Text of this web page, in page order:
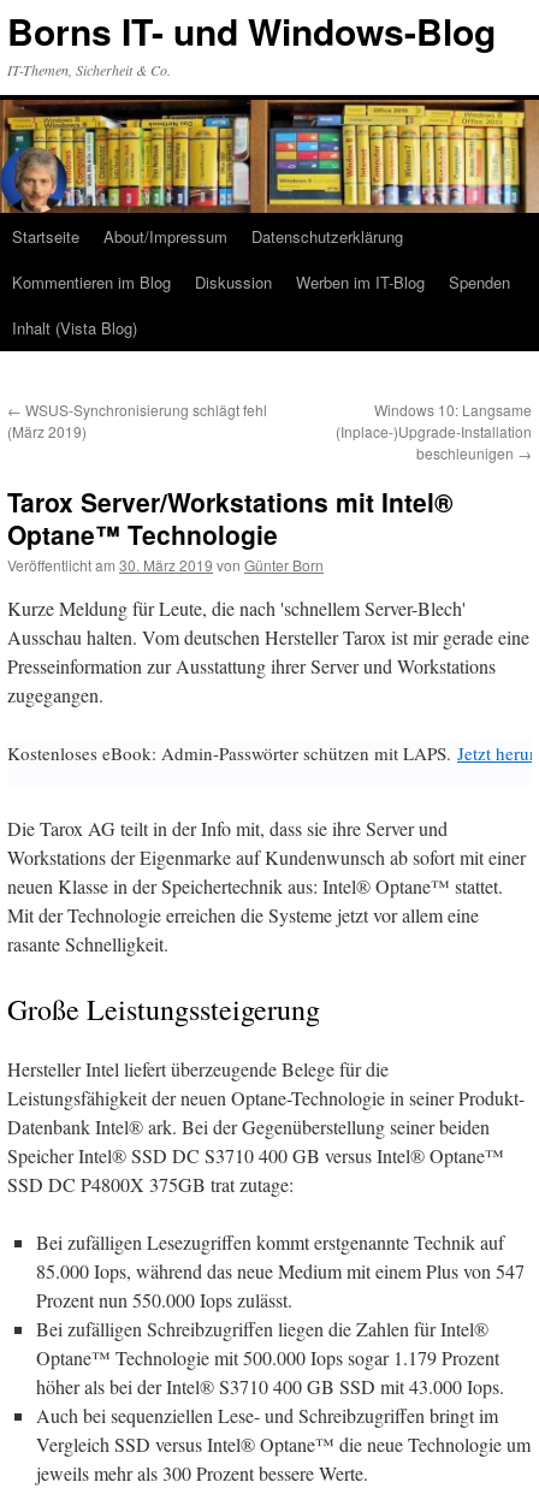
Inhalt
Borns IT- und Windows-Blog
IT-Themen, Sicherheit & Co.
Startseite About/Impressum
Datenschutzerklärung
Kommentieren im Blog
Diskussion Werben im IT-Blog
Spenden
Inhalt (Vista Blog)
← WSUS-Synchronisierung schlägt fehl
(März 2019)
Windows 10: Langsame
(Inplace-)Upgrade-Installation
beschleunigen →
Tarox Server/Workstations mit Intel®
Optane™ Technologie
Veröffentlicht am 30. März 2019 von Günter Born
Kurze Meldung für Leute, die nach 'schnellem Server-Blech'
Ausschau halten. Vom deutschen Hersteller Tarox ist mir gerade eine
Presseinformation zur Ausstattung ihrer Server und Workstations
zugegangen.
Kostenloses eBook: Admin-Passwörter schützen mit LAPS. Jetzt
Die Tarox AG teilt in der Info mit, dass sie ihre Server und
Workstations der Eigenmarke auf Kundenwunsch ab sofort mit einer
neuen Klasse in der Speichertechnik aus: Intel® Optane™ stattet.
Mit der Technologie erreichen die Systeme jetzt vor allem eine
rasante Schnelligkeit.
Große Leistungssteigerung
Hersteller Intel liefert überzeugende Belege für die
Leistungsfähigkeit der neuen Optane-Technologie in seiner Produkt-
Datenbank Intel® ark. Bei der Gegenüberstellung seiner beiden
Speicher Intel® SSD DC S3710 400 GB versus Intel® Optane™
SSD DC P4800X 375GB trat zutage:
Bei zufälligen Lesezugriffen kommt erstgenannte Technik auf
85.000 Iops, während das neue Medium mit einem Plus von 547
Prozent nun 550.000 Iops zulässt.
Bei zufälligen Schreibzugriffen liegen die Zahlen für Intel®
Optane™ Technologie mit 500.000 Iops sogar 1.179 Prozent
höher als bei der Intel® S3710 400 GB SSD mit 43.000 Iops.
Auch bei sequenziellen Lese- und Schreibzugriffen bringt im
Vergleich SSD versus Intel® Optane™ die neue Technologie um
jeweils mehr als 300 Prozent bessere Werte.